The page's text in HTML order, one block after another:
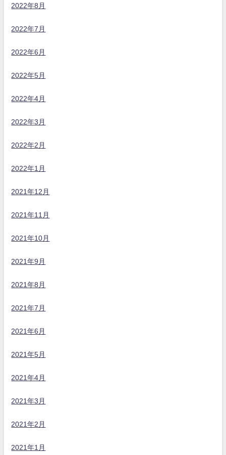
2022年8月
2022年7月
2022年6月
2022年5月
2022年4月
2022年3月
2022年2月
2022年1月
2021年12月
2021年11月
2021年10月
2021年9月
2021年8月
2021年7月
2021年6月
2021年5月
2021年4月
2021年3月
2021年2月
2021年1月